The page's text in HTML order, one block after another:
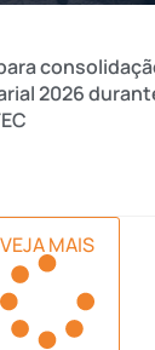
2026
VEJA MAIS